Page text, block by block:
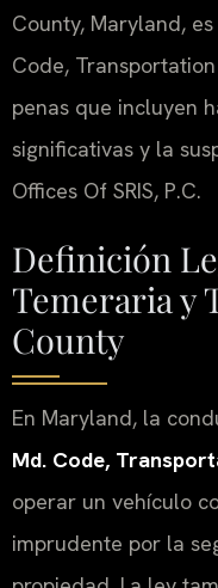
County, Maryland,
Code,
penas que incluyen
significativas y la
Offices Of SRIS, P.C.
Definición
Temeraria y
County
En Maryland, la
Md. Code,
operar un vehículo
imprudente por la